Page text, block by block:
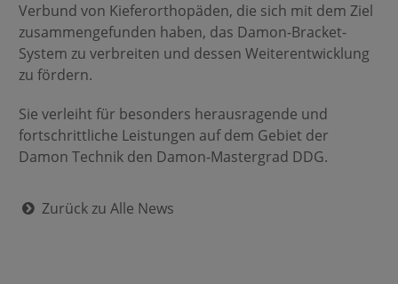
Verbund von Kieferorthopäden, die sich mit dem Ziel
zusammengefunden haben, das Damon-Bracket-
System zu verbreiten und dessen Weiterentwicklung
zu fördern.
Sie verleiht für besonders herausragende und
fortschrittliche Leistungen auf dem Gebiet der
Damon Technik den Damon-Mastergrad DDG.
Zurück zu Alle News